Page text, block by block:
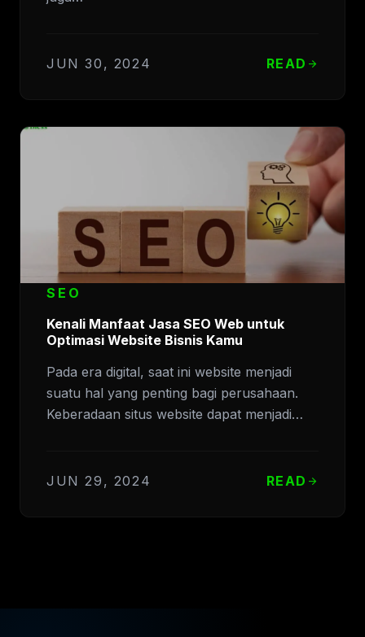
JUN 30, 2024 READ arrow_forward
SEO
Kenali Manfaat Jasa SEO Web untuk
Optimasi Website Bisnis Kamu
Pada era digital, saat ini website menjadi
suatu hal yang penting bagi perusahaan.
Keberadaan situs website dapat menjadi…
JUN 29, 2024 READ arrow_forward